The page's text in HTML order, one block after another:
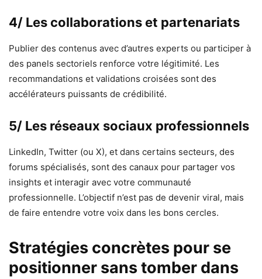
4/ Les collaborations et partenariats
Publier des contenus avec d’autres experts ou participer à
des panels sectoriels renforce votre légitimité. Les
recommandations et validations croisées sont des
accélérateurs puissants de crédibilité.
5/ Les réseaux sociaux professionnels
LinkedIn, Twitter (ou X), et dans certains secteurs, des
forums spécialisés, sont des canaux pour partager vos
insights et interagir avec votre communauté
professionnelle. L’objectif n’est pas de devenir viral, mais
de faire entendre votre voix dans les bons cercles.
Stratégies concrètes pour se
positionner sans tomber dans